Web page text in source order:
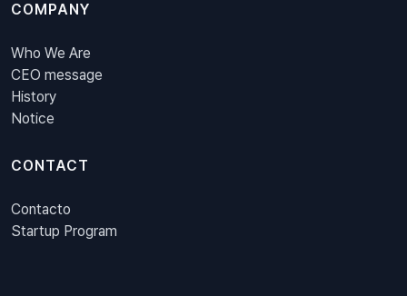
COMPANY
Who We Are
CEO message
History
Notice
CONTACT
Contacto
Startup Program